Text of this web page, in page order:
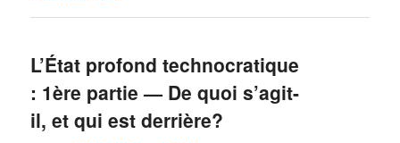
L’État profond technocratique
: 1ère partie — De quoi s’agit-
il, et qui est derrière?